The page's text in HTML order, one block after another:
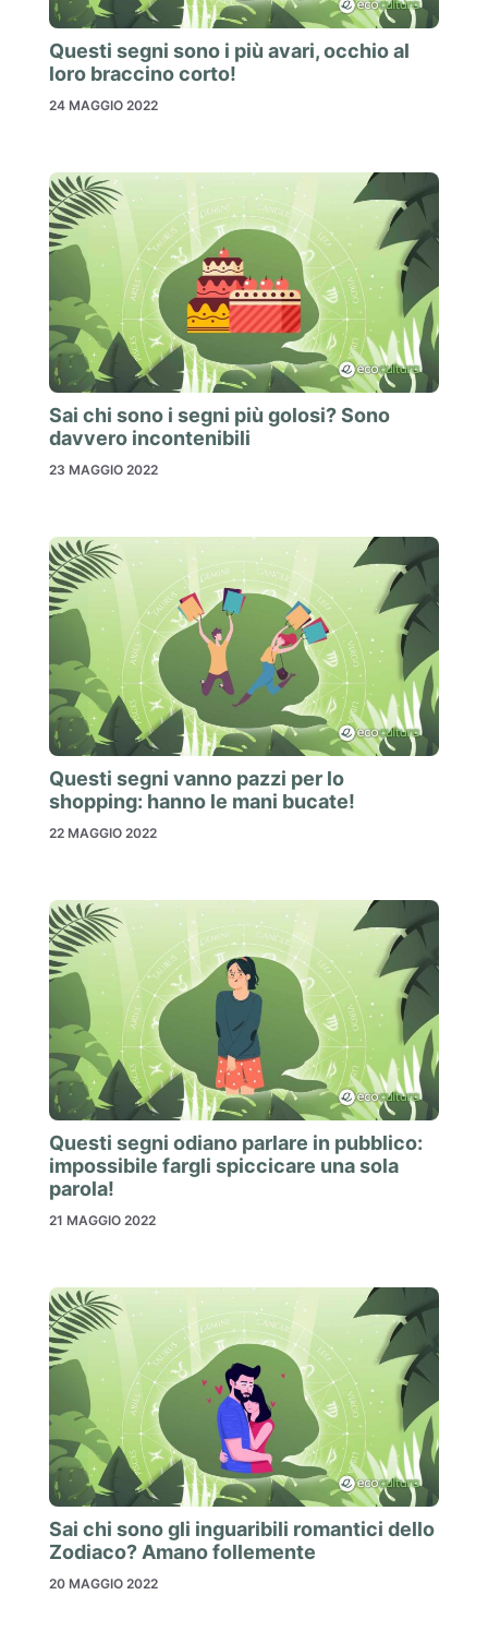
Questi segni sono i più avari, occhio al
loro braccino corto!
24 MAGGIO 2022
Sai chi sono i segni più golosi? Sono
davvero incontenibili
23 MAGGIO 2022
Questi segni vanno pazzi per lo
shopping: hanno le mani bucate!
22 MAGGIO 2022
Questi segni odiano parlare in pubblico:
impossibile fargli spiccicare una sola
parola!
21 MAGGIO 2022
Sai chi sono gli inguaribili romantici dello
Zodiaco? Amano follemente
20 MAGGIO 2022